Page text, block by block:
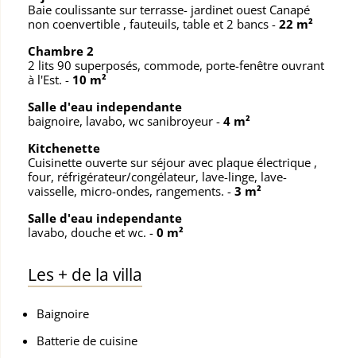
Baie coulissante sur terrasse- jardinet ouest Canapé
non coenvertible , fauteuils, table et 2 bancs - 22 m²
Chambre 2
2 lits 90 superposés, commode, porte-fenêtre ouvrant
à l'Est. - 10 m²
Salle d'eau independante
baignoire, lavabo, wc sanibroyeur - 4 m²
Kitchenette
Cuisinette ouverte sur séjour avec plaque électrique ,
four, réfrigérateur/congélateur, lave-linge, lave-
vaisselle, micro-ondes, rangements. - 3 m²
Salle d'eau independante
lavabo, douche et wc. - 0 m²
Les + de la villa
Baignoire
Batterie de cuisine